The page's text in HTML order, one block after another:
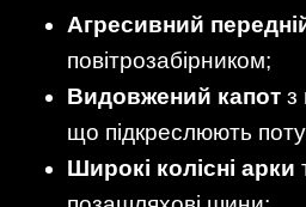
Агресивний
повітрозабірником;
Видовжений капот з
що підкреслюють
Широкі колісні арки